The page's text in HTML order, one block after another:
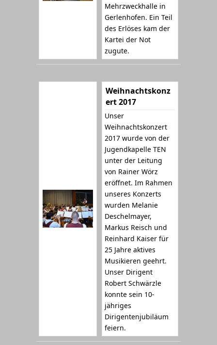
Mehrzweckhalle in
Gerlenhofen. Ein Teil
des Erlöses kam der
Kartei der Not
zugute.
Weihnachtskonz
ert 2017
Unser
Weihnachtskonzert
2017 wurde von der
Jugendkapelle TEN
unter der Leitung
von Rainer Wörz
eröffnet. Im Rahmen
unseres Konzerts
wurden Melanie
Deschelmayer,
Markus Reisch und
Reinhard Kaiser für
25 Jahre aktives
Musikieren geehrt.
Unser Dirigent
Robert Schwärzle
konnte sein 10-
jähriges
Dirigentenjubiläum
feiern.